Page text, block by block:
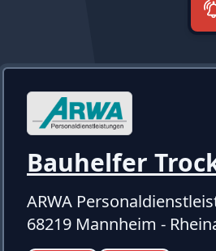
Bauhelfer
ARWA
68219 Mannheim -